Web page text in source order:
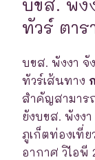
บขส. พัง
ทัวร์ ตาร
บขส. พังงา จั
ทัวร์เส้นทาง
สำคัญสามาร
ยังบขส. พังง
ภูเก็ตท่องเที่ย
อากาศ วิไอพี